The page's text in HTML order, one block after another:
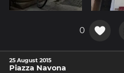
0
25 August 2015
Piazza Navona